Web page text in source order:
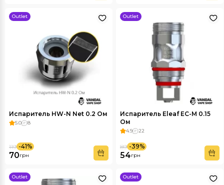
Outlet
Испаритель HW-N Net 0.2 Ом
5.0 8
70грн
119 -41%
Outlet
Испаритель Eleaf EC-M 0.15
Ом
4.9 22
54грн
89 -39%
Outlet Outlet